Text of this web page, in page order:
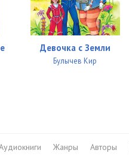
Девочка с Земли
Булычев Кир
Жанры Авторы